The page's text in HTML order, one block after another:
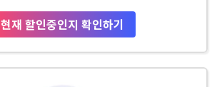
현재 할인중인지 확인하기